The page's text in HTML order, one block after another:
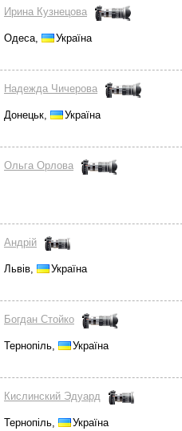
Ирина Кузнецова
Одеса, Україна
Надежда Чичерова
Донецьк, Україна
Ольга Орлова
Андрій
Львів, Україна
Богдан Стойко
Тернопіль, Україна
Кислинский Эдуард
Тернопіль, Україна